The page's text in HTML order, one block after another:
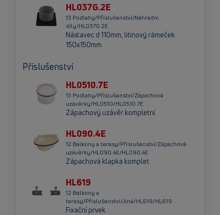
HL037G.2E
13 Podlahy/Příslušenství/Náhradní
díly/HL037G.2E
Nástavec d 110mm, litinový rámeček
150x150mm
Příslušenství
HL0510.7E
13 Podlahy/Příslušenství/Zápachové
uzávěrky/HL0510/HL0510.7E
Zápachový uzávěr kompletní
HL090.4E
12 Balkony a terasy/Příslušenství/Zápachové
uzávěrky/HL090.4E/HL090.4E
Zápachová klapka komplet
HL619
12 Balkony a
terasy/Příslušenství/Jiné/HL619/HL619
Fixační prvek